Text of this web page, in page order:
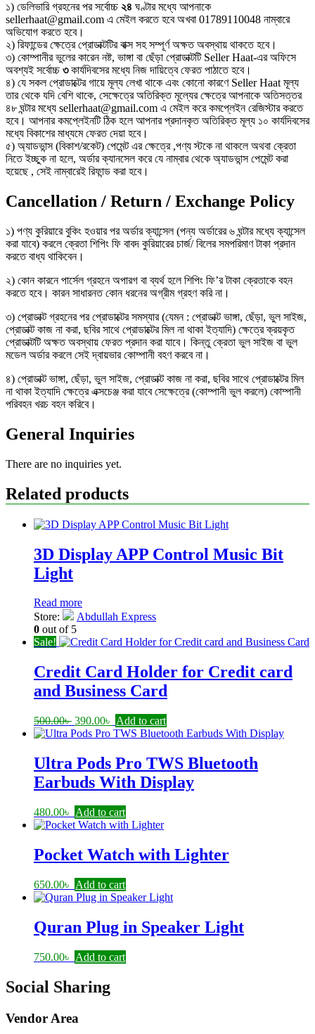
১) ডেলিভারি গ্রহনের পর সর্বোচ্চ ২৪ ঘণ্টার মধ্যে আপনাকে
sellerhaat@gmail.com এ মেইল করতে হবে অখবা 01789110048 নাম্বারে
অভিযোগ করতে হবে।
২) রিফান্ডের ক্ষেত্রে প্রোডাক্টটির বাক্স সহ সম্পূর্ণ অক্ষত অবস্থায় থাকতে হবে।
৩) কোম্পানীর ভুলের কারেন নষ্ট, ভাঙ্গা বা ছেঁড়া প্রোডাক্টটি Seller Haat-এর অফিসে
অবশ্যই সর্বোচ্চ ৩কার্যদিবসের মধ্যে নিজ দায়িত্বে ফেরত পাঠাতে হবে।
৪) যে সকল প্রোডাক্টের গায়ে মূল্য লেখা থাকে এবং কোনো কারণে Seller Haat মূল্য
তার থেকে যদি বেশি থাকে, সেক্ষেত্রে অতিরিক্ত মূল্যের ক্ষেত্রে আপনাকে অতিসত্তর
৪৮ ঘন্টার মধ্যে sellerhaat@gmail.com এ মেইল করে কমপ্লেইন রেজিস্টার করতে
হবে। আপনার কমপ্লেইনটি ঠিক হলে আপনার প্রদানকৃত অতিরিক্ত মূল্য ১০ কার্যদিবসের
মধ্যে বিকাশের মাধ্যমে ফেরত দেয়া হবে।
৫) অ্যাডভান্স (বিকাশ/রকেট) পেমেন্ট এর ক্ষেত্রে ,পণ্য স্টকে না থাকলে অথবা ক্রেতা
নিতে ইচ্ছুক না হলে, অর্ডার ক্যানসেল করে যে নাম্বার থেকে অ্যাডভান্স পেমেন্ট করা
হয়েছে , সেই নাম্বারেই রিফান্ড করা হবে।
Cancellation / Return / Exchange Policy
১) পণ্য কুরিয়ারে বুকিং হওয়ার পর অর্ডার ক্যান্সেল (পন্য অর্ডারের ৬ ঘন্টার মধ্যে ক্যান্সেল
করা যাবে) করলে ক্রেতা শিপিং ফি বাবদ কুরিয়ারের চার্জ/ বিলের সমপরিমাণ টাকা প্রদান
করতে বাধ্য থাকিবেন।
২) কোন কারনে পার্সেল গ্রহনে অপারগ বা ব্যর্থ হলে শিপিং ফি’র টাকা ক্রেতাকে বহন
করতে হবে। কারন সাধারনত কোন ধরনের অগ্রীম গ্রহণ করি না।
৩) প্রোডাক্ট গ্রহনের পর প্রোডাক্টের সমস্যার (যেমন : প্রোডাক্ট ভাঙ্গা, ছেঁড়া, ভুল সাইজ,
প্রোডাক্ট কাজ না করা, ছবির সাথে প্রোডাক্টের মিল না থাকা ইত্যাদি) ক্ষেত্রে ক্রয়কৃত
প্রোডাক্টটি অক্ষত অবস্থায় ফেরত প্রদান করা যাবে। কিন্তু ক্রেতা ভুল সাইজ বা ভুল
মডেল অর্ডার করলে সেই দ্বায়ভার কোম্পানী বহণ করবে না।
৪) প্রোডাক্ট ভাঙ্গা, ছেঁড়া, ভুল সাইজ, প্রোডাক্ট কাজ না করা, ছবির সাথে প্রোডাক্টের মিল
না থাকা ইত্যাদি ক্ষেত্রে এক্সচেঞ্জ করা যাবে সেক্ষেত্রে (কোম্পানী ভুল করলে) কোম্পানী
পরিবহন খরচ বহন করিবে।
General Inquiries
There are no inquiries yet.
Related products
3D Display APP Control Music Bit
Light
Read more
Store:
Abdullah Express
0 out of 5
Sale!
Credit Card Holder for Credit card
and Business Card
500.00৳ Original
price
500.00৳ .
390.00৳
Current
price
390.00৳ .
Add to cart
Ultra Pods Pro TWS Bluetooth
Earbuds With Display
480.00৳ Add to cart
Pocket Watch with Lighter
650.00৳ Add to cart
Quran Plug in Speaker Light
750.00৳ Add to cart
Social Sharing
Vendor Area